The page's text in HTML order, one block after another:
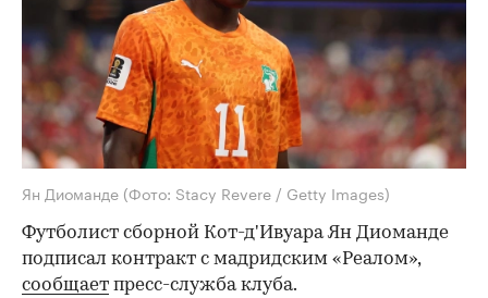
Ян Диоманде (Фото: Stacy Revere / Getty Images)
Футболист сборной Кот-д'Ивуара Ян Диоманде
подписал контракт с мадридским «Реалом»,
сообщает пресс-служба клуба.